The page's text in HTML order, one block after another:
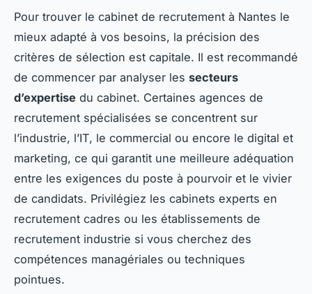
Pour trouver le cabinet de recrutement à Nantes le
mieux adapté à vos besoins, la précision des
critères de sélection est capitale. Il est recommandé
de commencer par analyser les secteurs
d’expertise du cabinet. Certaines agences de
recrutement spécialisées se concentrent sur
l’industrie, l’IT, le commercial ou encore le digital et
marketing, ce qui garantit une meilleure adéquation
entre les exigences du poste à pourvoir et le vivier
de candidats. Privilégiez les cabinets experts en
recrutement cadres ou les établissements de
recrutement industrie si vous cherchez des
compétences managériales ou techniques
pointues.